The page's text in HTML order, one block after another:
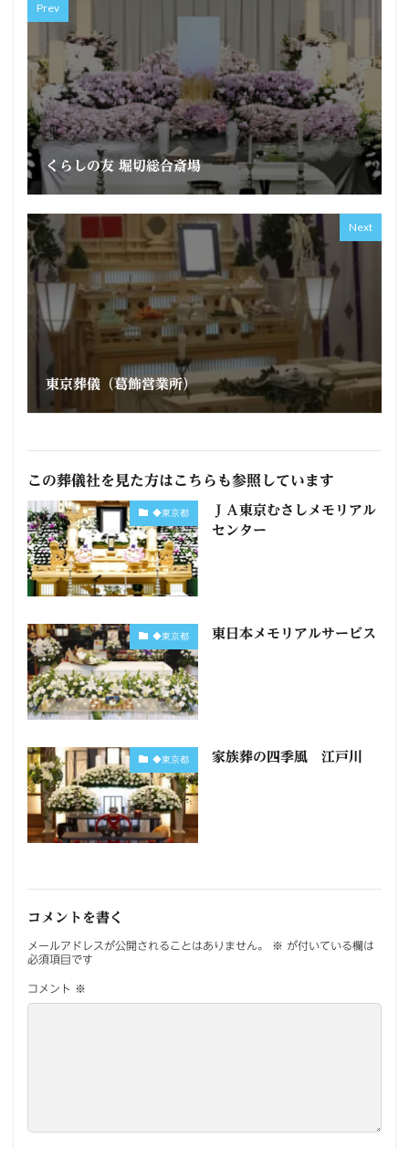
Prev
くらしの友 堀切総合斎場
Next
東京葬儀（葛飾営業所）
この葬儀社を見た方はこちらも参照しています
◆東京都
ＪＡ東京むさしメモリアル
センター
◆東京都 東日本メモリアルサービス
◆東京都 家族葬の四季風 江戸川
コメントを書く
メールアドレスが公開されることはありません。 ※ が付いている欄は
必須項目です
コメント ※